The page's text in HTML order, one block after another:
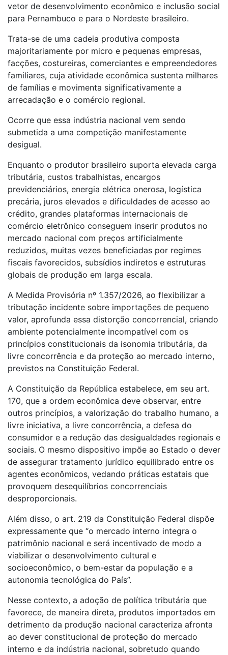
vetor de desenvolvimento econômico e inclusão social
para Pernambuco e para o Nordeste brasileiro.
Trata-se de uma cadeia produtiva composta
majoritariamente por micro e pequenas empresas,
facções, costureiras, comerciantes e empreendedores
familiares, cuja atividade econômica sustenta milhares
de famílias e movimenta significativamente a
arrecadação e o comércio regional.
Ocorre que essa indústria nacional vem sendo
submetida a uma competição manifestamente
desigual.
Enquanto o produtor brasileiro suporta elevada carga
tributária, custos trabalhistas, encargos
previdenciários, energia elétrica onerosa, logística
precária, juros elevados e dificuldades de acesso ao
crédito, grandes plataformas internacionais de
comércio eletrônico conseguem inserir produtos no
mercado nacional com preços artificialmente
reduzidos, muitas vezes beneficiadas por regimes
fiscais favorecidos, subsídios indiretos e estruturas
globais de produção em larga escala.
A Medida Provisória nº 1.357/2026, ao flexibilizar a
tributação incidente sobre importações de pequeno
valor, aprofunda essa distorção concorrencial, criando
ambiente potencialmente incompatível com os
princípios constitucionais da isonomia tributária, da
livre concorrência e da proteção ao mercado interno,
previstos na Constituição Federal.
A Constituição da República estabelece, em seu art.
170, que a ordem econômica deve observar, entre
outros princípios, a valorização do trabalho humano, a
livre iniciativa, a livre concorrência, a defesa do
consumidor e a redução das desigualdades regionais e
sociais. O mesmo dispositivo impõe ao Estado o dever
de assegurar tratamento jurídico equilibrado entre os
agentes econômicos, vedando práticas estatais que
provoquem desequilíbrios concorrenciais
desproporcionais.
Além disso, o art. 219 da Constituição Federal dispõe
expressamente que “o mercado interno integra o
patrimônio nacional e será incentivado de modo a
viabilizar o desenvolvimento cultural e
socioeconômico, o bem-estar da população e a
autonomia tecnológica do País”.
Nesse contexto, a adoção de política tributária que
favorece, de maneira direta, produtos importados em
detrimento da produção nacional caracteriza afronta
ao dever constitucional de proteção do mercado
interno e da indústria nacional, sobretudo quando